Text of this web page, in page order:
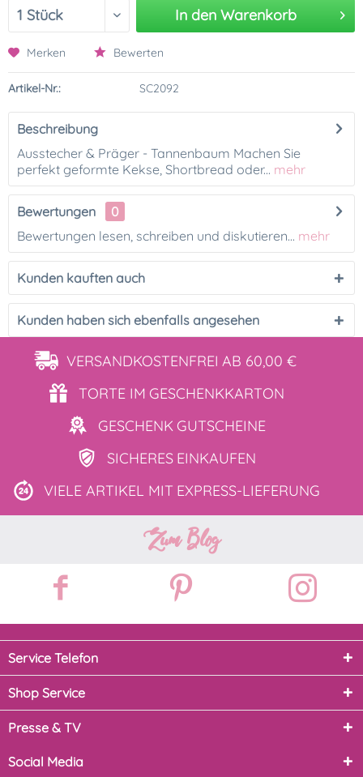
In den Warenkorb
Merken Bewerten
Artikel-Nr.: SC2092
Beschreibung
Ausstecher & Präger - Tannenbaum Machen Sie
perfekt geformte Kekse, Shortbread oder... mehr
Bewertungen
0
Bewertungen lesen, schreiben und diskutieren... mehr
Kunden kauften auch
Kunden haben sich ebenfalls angesehen
VERSANDKOSTENFREI AB 60,00 €
TORTE IM GESCHENKKARTON
GESCHENK GUTSCHEINE
SICHERES EINKAUFEN
VIELE ARTIKEL MIT EXPRESS-LIEFERUNG
Zum Blog
Service Telefon
Shop Service
Presse & TV
Social Media